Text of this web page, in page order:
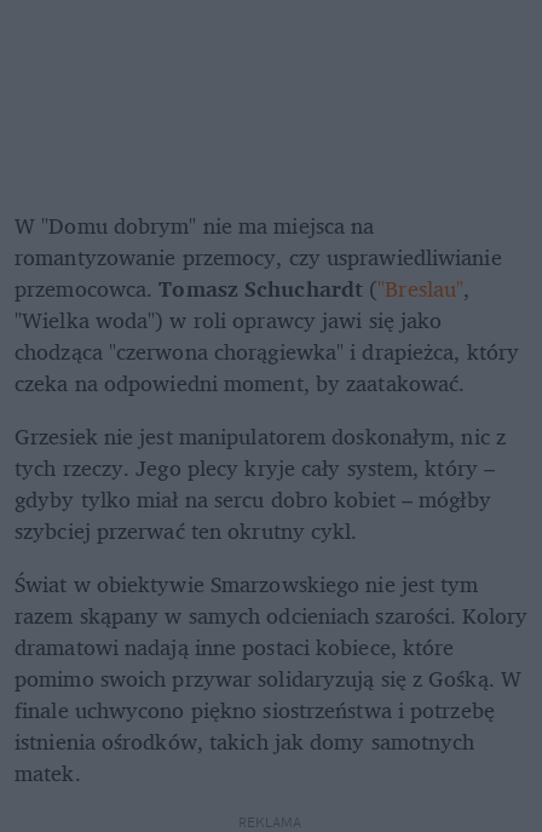
W "Domu dobrym" nie ma miejsca na
romantyzowanie przemocy, czy usprawiedliwianie
przemocowca. Tomasz Schuchardt ("Breslau",
"Wielka woda") w roli oprawcy jawi się jako
chodząca "czerwona chorągiewka" i drapieżca, który
czeka na odpowiedni moment, by zaatakować.
Grzesiek nie jest manipulatorem doskonałym, nic z
tych rzeczy. Jego plecy kryje cały system, który –
gdyby tylko miał na sercu dobro kobiet – mógłby
szybciej przerwać ten okrutny cykl.
Świat w obiektywie Smarzowskiego nie jest tym
razem skąpany w samych odcieniach szarości. Kolory
dramatowi nadają inne postaci kobiece, które
pomimo swoich przywar solidaryzują się z Gośką. W
finale uchwycono piękno siostrzeństwa i potrzebę
istnienia ośrodków, takich jak domy samotnych
matek.
REKLAMA